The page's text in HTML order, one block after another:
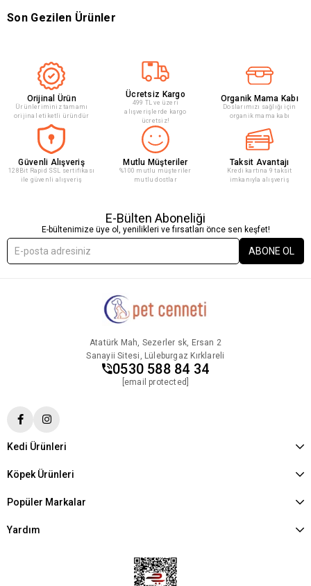
Son Gezilen Ürünler
Orijinal Ürün
Ürünleriminiz tamamı
orijinal etiketli üründür
Ücretsiz Kargo
499 TL ve üzeri
alışverişlerde kargo
ücretsiz!
Organik Mama Kabı
Doslarımızı sağlığı için
organik mama kabı
Güvenli Alışveriş
128Bit Rapid SSL sertifikası
ile güvenli alışveriş
Mutlu Müşteriler
%100 mutlu müşteriler
mutlu dostlar
Taksit Avantajı
Kredi kartına 9 taksit
imkanıyla alışveriş
E-Bülten Aboneliği
E-bültenimize üye ol, yenilikleri ve fırsatları önce sen keşfet!
ABONE OL
Atatürk Mah, Sezerler sk, Ersan 2
Sanayii Sitesi, Lüleburgaz Kırklareli
0530 588 84 34
[email protected]
Kedi Ürünleri
Köpek Ürünleri
Popüler Markalar
Yardım